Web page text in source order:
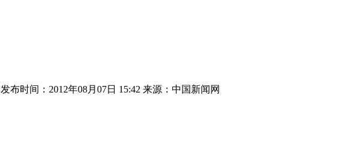
发布时间：2012年08月07日 15:42 来源：中国新闻网